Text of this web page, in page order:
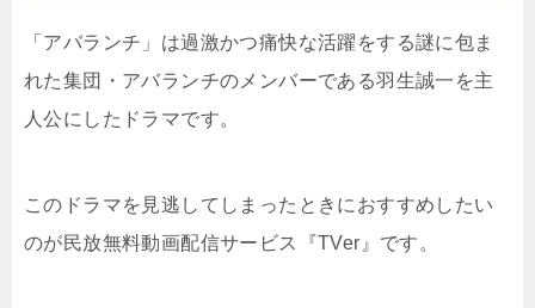
「アバランチ」は過激かつ痛快な活躍をする謎に包ま
れた集団・アバランチのメンバーである羽生誠一を主
人公にしたドラマです。
このドラマを見逃してしまったときにおすすめしたい
のが民放無料動画配信サービス『TVer』です。